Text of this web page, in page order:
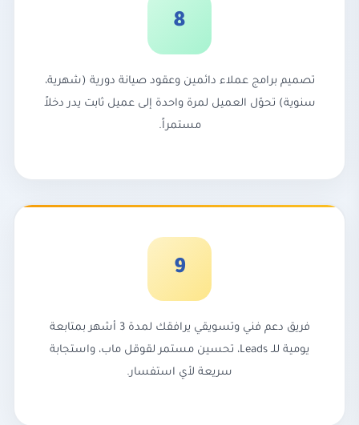
8
تصميم برامج عملاء دائمين وعقود صيانة دورية (شهرية،
سنوية) تحوّل العميل لمرة واحدة إلى عميل ثابت يدر دخلاً
مستمراً.
9
فريق دعم فني وتسويقي يرافقك لمدة 3 أشهر بمتابعة
يومية للـ Leads، تحسين مستمر لقوقل ماب، واستجابة
سريعة لأي استفسار.